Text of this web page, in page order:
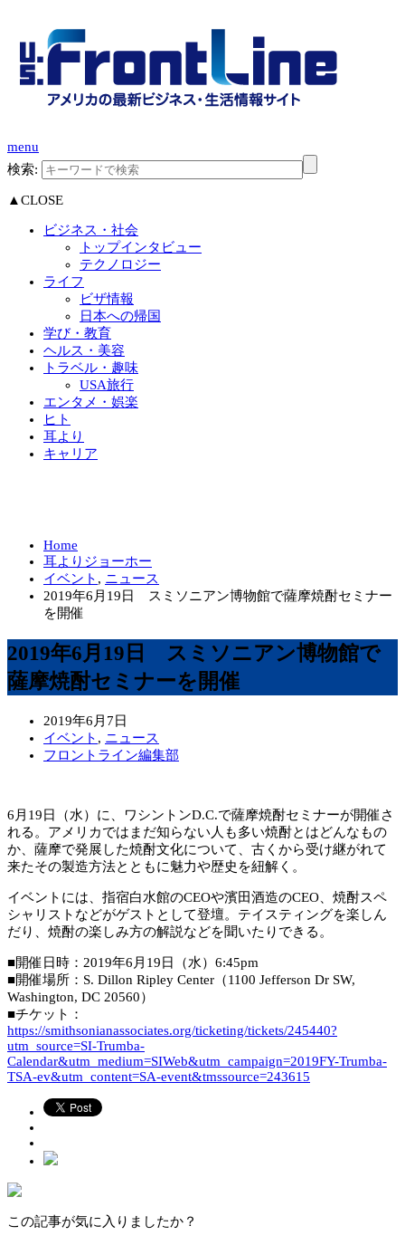
menu
検索:
▲CLOSE
ビジネス・社会
トップインタビュー
テクノロジー
ライフ
ビザ情報
日本への帰国
学び・教育
ヘルス・美容
トラベル・趣味
USA旅行
エンタメ・娯楽
ヒト
耳より
キャリア
Home
耳よりジョーホー
イベント , ニュース
2019年6月19日 スミソニアン博物館で薩摩焼酎セミナー
を開催
2019年6月19日 スミソニアン博物館で
薩摩焼酎セミナーを開催
2019年6月7日
イベント , ニュース
フロントライン編集部
6月19日（水）に、ワシントンD.C.で薩摩焼酎セミナーが開催さ
れる。アメリカではまだ知らない人も多い焼酎とはどんなもの
か、薩摩で発展した焼酎文化について、古くから受け継がれて
来たその製造方法とともに魅力や歴史を紐解く。
イベントには、指宿白水館のCEOや濱田酒造のCEO、焼酎スペ
シャリストなどがゲストとして登壇。テイスティングを楽しん
だり、焼酎の楽しみ方の解説などを聞いたりできる。
■開催日時：2019年6月19日（水）6:45pm
■開催場所：S. Dillon Ripley Center（1100 Jefferson Dr SW,
Washington, DC 20560）
■チケット：
https://smithsonianassociates.org/ticketing/tickets/245440?
utm_source=SI-Trumba-
Calendar&utm_medium=SIWeb&utm_campaign=2019FY-Trumba-
TSA-ev&utm_content=SA-event&tmssource=243615
この記事が気に入りましたか？